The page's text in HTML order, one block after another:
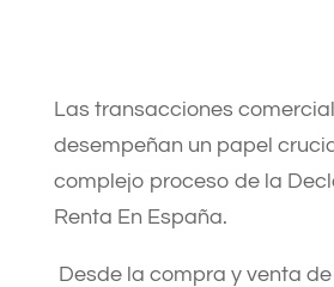
Las transacciones
desempeñan un papel
complejo proceso de la
Renta En España.
Desde la compra y venta